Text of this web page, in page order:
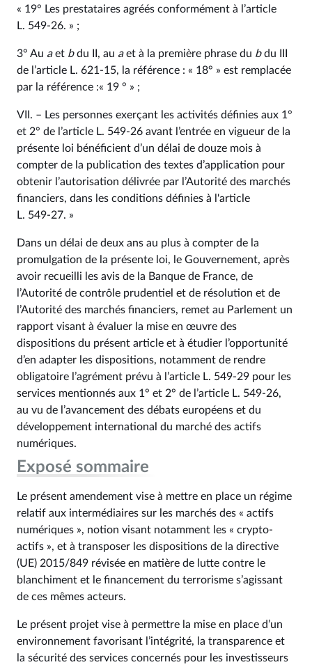
« 19° Les prestataires agréés conformément à l’article
L. 549‑26. » ;
3° Au aet bdu II, au aet à la première phrase du bdu III
de l’article L. 621‑15, la référence : « 18° » est remplacée
par la référence :« 19 ° » ;
VII. – Les personnes exerçant les activités définies aux 1°
et 2° de l’article L. 549‑26 avant l’entrée en vigueur de la
présente loi bénéficient d’un délai de douze mois à
compter de la publication des textes d’application pour
obtenir l’autorisation délivrée par l’Autorité des marchés
financiers, dans les conditions définies à l'article
L. 549‑27. »
Dans un délai de deux ans au plus à compter de la
promulgation de la présente loi, le Gouvernement, après
avoir recueilli les avis de la Banque de France, de
l’Autorité de contrôle prudentiel et de résolution et de
l’Autorité des marchés financiers, remet au Parlement un
rapport visant à évaluer la mise en œuvre des
dispositions du présent article et à étudier l’opportunité
d’en adapter les dispositions, notamment de rendre
obligatoire l’agrément prévu à l’article L. 549‑29 pour les
services mentionnés aux 1° et 2° de l’article L. 549‑26,
au vu de l’avancement des débats européens et du
développement international du marché des actifs
numériques.
Exposé sommaire
Le présent amendement vise à mettre en place un régime
relatif aux intermédiaires sur les marchés des « actifs
numériques », notion visant notamment les « crypto-
actifs », et à transposer les dispositions de la directive
(UE) 2015/849 révisée en matière de lutte contre le
blanchiment et le financement du terrorisme s’agissant
de ces mêmes acteurs.
Le présent projet vise à permettre la mise en place d’un
environnement favorisant l’intégrité, la transparence et
la sécurité des services concernés pour les investisseurs